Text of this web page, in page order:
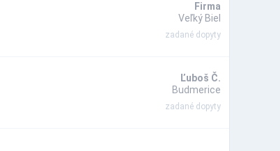
Firma
Veľký Biel
zadané dopyty
Ľuboš Č.
Budmerice
zadané dopyty